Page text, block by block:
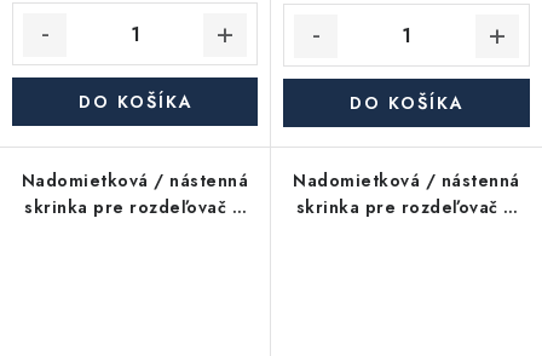
DO KOŠÍKA DO KOŠÍKA
Nadomietková / nástenná
skrinka pre rozdeľovač –
Nadomietková / nástenná
skrinka pre rozdeľovač –